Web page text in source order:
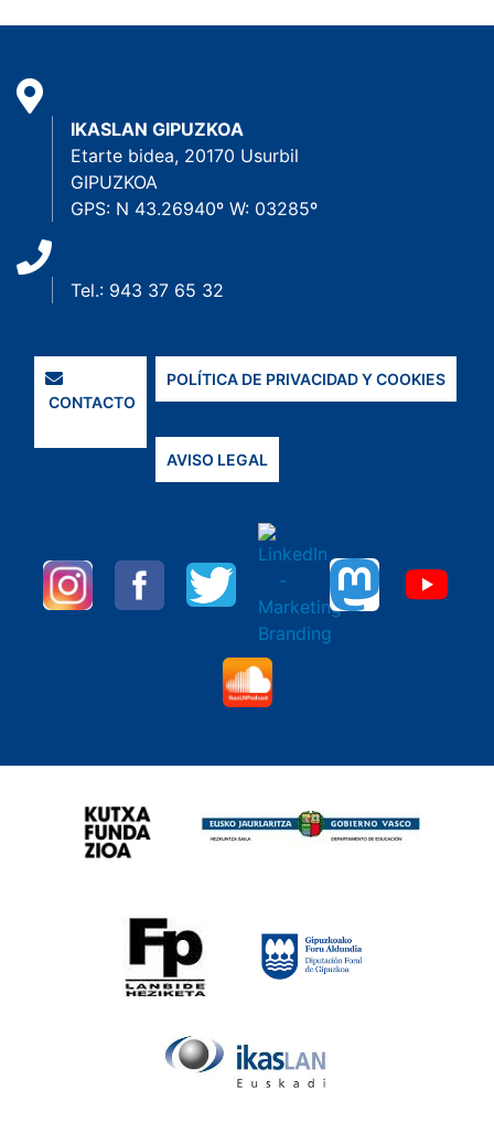
IKASLAN GIPUZKOA
Etarte bidea, 20170 Usurbil
GIPUZKOA
GPS: N 43.26940º W: 03285º
Tel.: 943 37 65 32
CONTACTO
POLÍTICA DE PRIVACIDAD Y COOKIES
AVISO LEGAL